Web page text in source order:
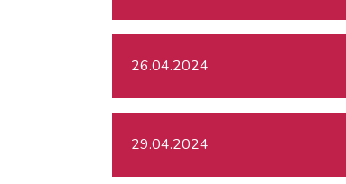
26.04.2024
29.04.2024